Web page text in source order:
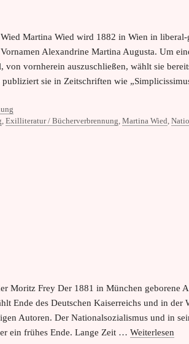
Martina Wied wird 1882 in Wien in liberal-
Alexandrine Martina Augusta. Um
von vornherein auszuschließen, wählt sie
publiziert sie in Zeitschriften wie
, Exilliteratur / Bücherverbrennung, Martina Wied,
Moritz Frey Der 1881 in München geborene
Ende des Deutschen Kaiserreichs und in
Autoren. Der Nationalsozialismus und in
ein frühes Ende. Lange Zeit … Weiterlesen